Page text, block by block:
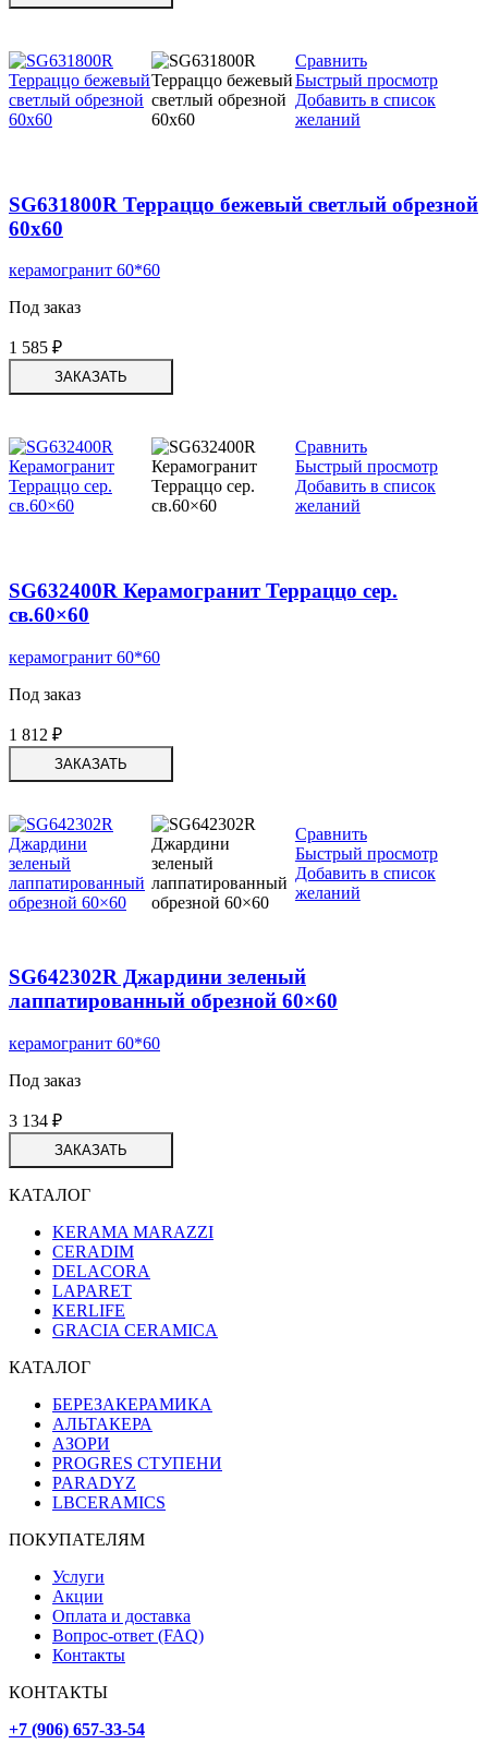
Сравнить
Быстрый просмотр
Добавить в список
желаний
SG631800R Терраццо бежевый светлый обрезной
60х60
керамогранит 60*60
Под заказ
1 585 ₽
ЗАКАЗАТЬ
Сравнить
Быстрый просмотр
Добавить в список
желаний
SG632400R Керамогранит Терраццо сер.
св.60×60
керамогранит 60*60
Под заказ
1 812 ₽
ЗАКАЗАТЬ
Сравнить
Быстрый просмотр
Добавить в список
желаний
SG642302R Джардини зеленый
лаппатированный обрезной 60×60
керамогранит 60*60
Под заказ
3 134 ₽
ЗАКАЗАТЬ
КАТАЛОГ
KERAMA MARAZZI
CERADIM
DELACORA
LAPARET
KERLIFE
GRACIA CERAMICA
КАТАЛОГ
БЕРЕЗАКЕРАМИКА
АЛЬТАКЕРА
АЗОРИ
PROGRES СТУПЕНИ
PARADYZ
LBCERAMICS
ПОКУПАТЕЛЯМ
Услуги
Акции
Оплата и доставка
Вопрос-ответ (FAQ)
Контакты
КОНТАКТЫ
+7 (906) 657-33-54